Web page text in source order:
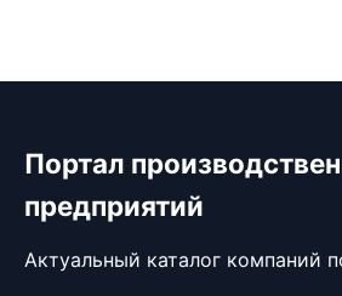
Портал
предприятий
Актуальный каталог компаний